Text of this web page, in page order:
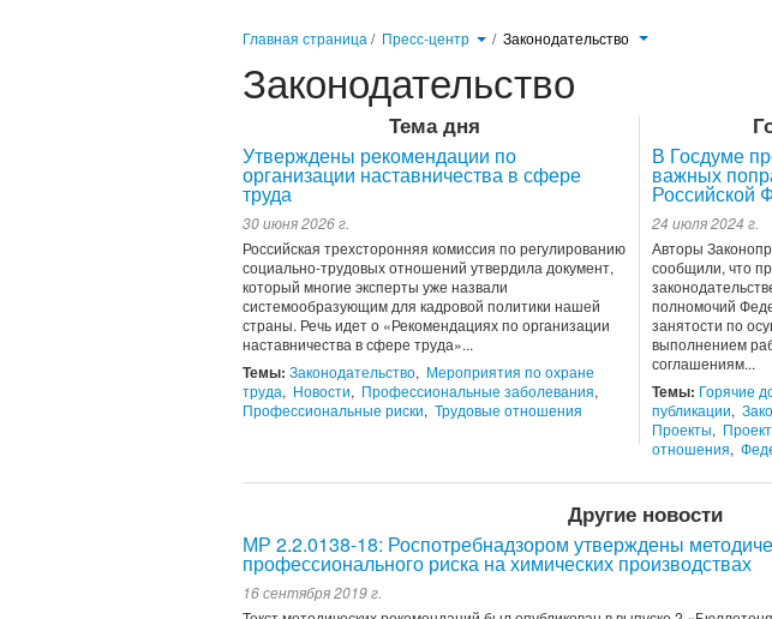
Главная страница / Пресс-центр / Законодательство
Законодательство
Тема дня
Утверждены рекомендации по
организации наставничества в сфере
труда
30 июня 2026 г.
Российская трехсторонняя комиссия по регулированию
социально-трудовых отношений утвердила документ,
который многие эксперты уже назвали
системообразующим для кадровой политики нашей
страны. Речь идет о «Рекомендациях по организации
наставничества в сфере труда»...
Темы: Законодательство, Мероприятия по охране
труда, Новости, Профессиональные заболевания,
Профессиональные риски, Трудовые отношения
В Госдуме
важных
Российской
24 июля 2024 г.
Авторы
сообщили, что
полномочий
занятости по
выполнением
соглашениям...
Темы: Горячие
публикации,
Проекты,
отношения,
Другие новости
МР 2.2.0138-18: Роспотребнадзором утверждены
профессионального риска на химических производствах
16 сентября 2019 г.